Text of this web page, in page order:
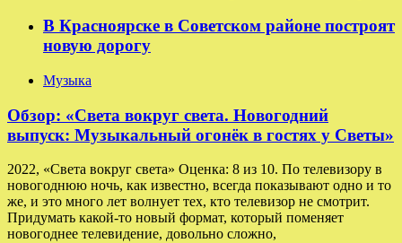
В Красноярске в Советском районе построят
новую дорогу
Музыка
Обзор: «Света вокруг света. Новогодний
выпуск: Музыкальный огонёк в гостях у Светы»
2022, «Света вокруг света» Оценка: 8 из 10. По телевизору в
новогоднюю ночь, как известно, всегда показывают одно и то
же, и это много лет волнует тех, кто телевизор не смотрит.
Придумать какой-то новый формат, который поменяет
новогоднее телевидение, довольно сложно,